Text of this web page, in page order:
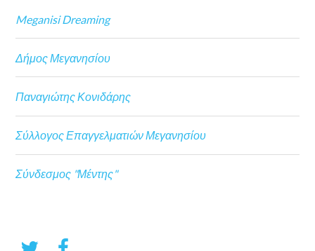
Meganisi Dreaming
Δήμος Μεγανησίου
Παναγιώτης Κονιδάρης
Σύλλογος Επαγγελματιών Μεγανησίου
Σύνδεσμος "Μέντης"